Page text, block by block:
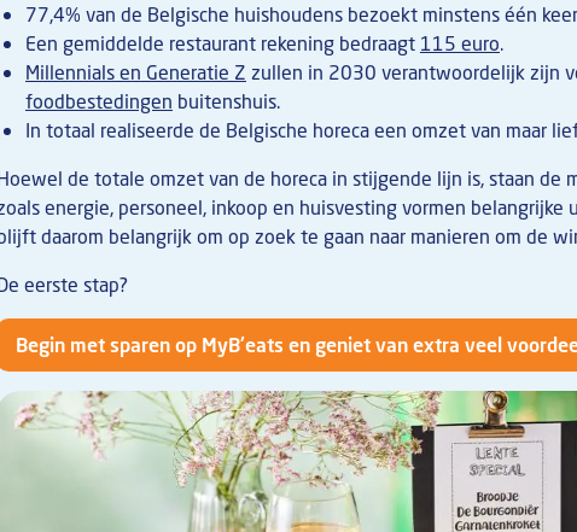
77,4% van de Belgische huishoudens bezoekt minstens één
Een gemiddelde restaurant rekening bedraagt 115 euro.
Millennials en Generatie Z zullen in 2030 verantwoordelijk zijn
foodbestedingen buitenshuis.
In totaal realiseerde de Belgische horeca een omzet van maar
de totale omzet van de horeca in stijgende lijn is, staan de
energie, personeel, inkoop en huisvesting vormen
daarom belangrijk om op zoek te gaan naar manieren om de
eerste stap?
Begin met sparen op MyB'eats en geniet van extra veel